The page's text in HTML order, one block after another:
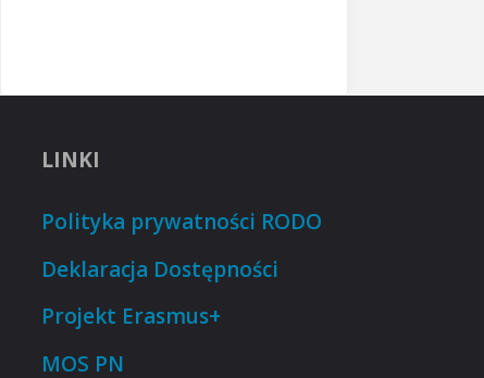
LINKI
Polityka prywatności RODO
Deklaracja Dostępności
Projekt Erasmus+
MOS PN